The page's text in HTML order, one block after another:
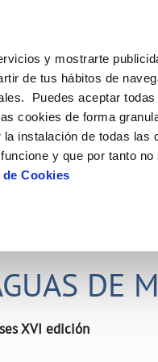
y mostrarte
de tus hábitos de
Puedes aceptar
cookies de forma
instalación de todas las
y que por tanto no
Cookies
DE DATOS
datos bancários
Actualizar datos de domicilio
DE SERVICIO
compromisos
Counsel (Defensa del
DEL AGUA
de ahorro
comunitarios
DEL CONTRATANTE
de contratación del
en curso
Nuestros
DE
XVI edición